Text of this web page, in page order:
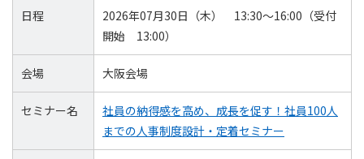
日程
2026年07月30日（木） 13:30～16:00（受付
開始 13:00）
会場 大阪会場
セミナー名
社員の納得感を高め、成長を促す！社員100人
までの人事制度設計・定着セミナー